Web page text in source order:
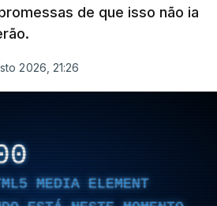
de que isso não ia
2026, 21:26
MEDIA ELEMENT